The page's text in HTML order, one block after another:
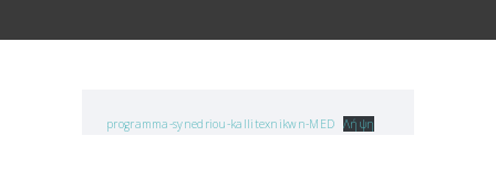
programma-synedriou-kallitexnikwn-MED Λήψη